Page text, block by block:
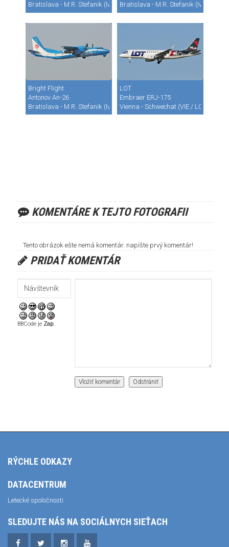
Bratislava - M.R. Stefanik (Ivanka) (BTS / LZIB)Bratislava - M.R. Stefanik (Ivanka)
Bright Flight
Antonov An-26
Bratislava - M.R. Stefanik (Ivanka) (BTS / LZIB)
LOT
Embraer ERJ-175
Vienna - Schwechat (VIE / LOWW)
KOMENTÁRE K TEJTO FOTOGRAFII
Tento obrázok ešte nemá komentár. napíšte prvý komentár!
PRIDAŤ KOMENTÁR
BBCode je Zap.
RÝCHLE ODKAZY
DATACENTRUM
Letecké spoločnosti
SLEDUJTE NÁS NA SOCIÁLNYCH SIEŤACH